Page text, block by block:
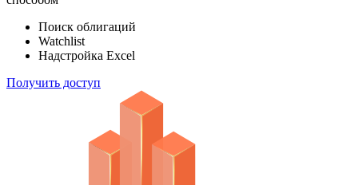
Отслеживайте свой портфель наиболее эффективным
способом
Поиск облигаций
Надстройка Excel
Получить доступ